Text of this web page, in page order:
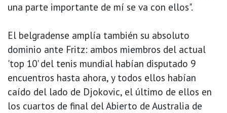
una parte importante de mí se va con ellos".
El belgradense amplía también su absoluto
dominio ante Fritz: ambos miembros del actual
'top 10' del tenis mundial habían disputado 9
encuentros hasta ahora, y todos ellos habían
caído del lado de Djokovic, el último de ellos en
los cuartos de final del Abierto de Australia de